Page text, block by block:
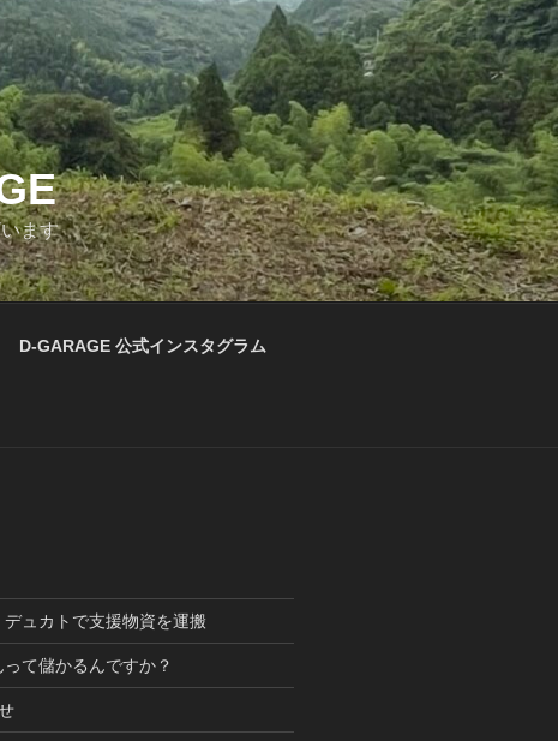
ます
D-GARAGE 公式インスタグラム
ュカトで支援物資を運搬
て儲かるんですか？